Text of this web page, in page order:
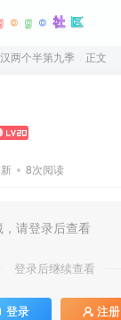
两个半第九季 正文
8次阅读
请登录后查看
登录后继续查看
登录 注册